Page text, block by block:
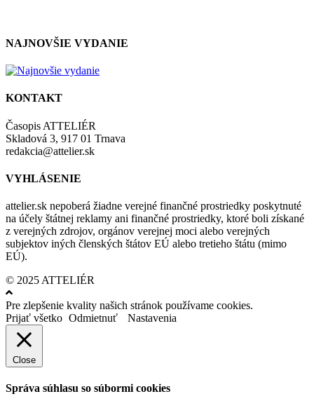
NAJNOVŠIE VYDANIE
KONTAKT
Časopis ATTELIÉR
Skladová 3, 917 01 Trnava
redakcia@attelier.sk
VYHLÁSENIE
attelier.sk nepoberá žiadne verejné finančné prostriedky poskytnuté
na účely štátnej reklamy ani finančné prostriedky, ktoré boli získané
z verejných zdrojov, orgánov verejnej moci alebo verejných
subjektov iných členských štátov EÚ alebo tretieho štátu (mimo
EÚ).
© 2025 ATTELIÉR
Pre zlepšenie kvality našich stránok používame cookies.
Prijať všetko Odmietnuť Nastavenia
Close
Správa súhlasu so súbormi cookies